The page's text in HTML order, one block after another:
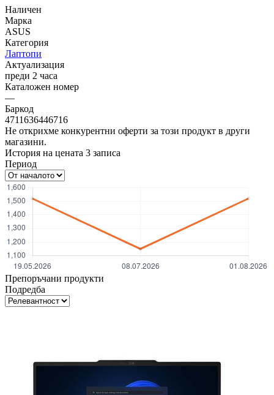
Наличен
Марка
ASUS
Категория
Лаптопи
Актуализация
преди 2 часа
Каталожен номер
—
Баркод
4711636446716
Не открихме конкурентни оферти за този продукт в други
магазини.
История на цената 3 записа
Период
Препоръчани продукти
Подредба